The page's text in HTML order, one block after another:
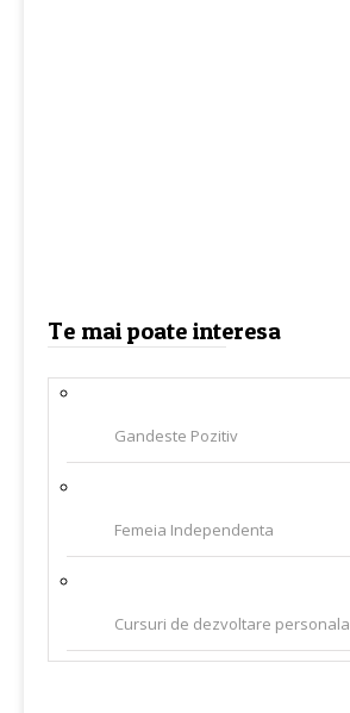
Te mai poate interesa
Gandeste Pozitiv
Femeia Independenta
Cursuri de dezvoltare personala